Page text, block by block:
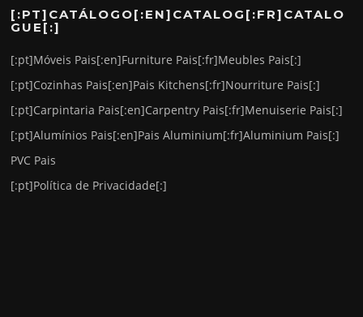
[:PT]CATÁLOGO[:EN]CATALOG[:FR]CATALO
GUE[:]
[:pt]Móveis Pais[:en]Furniture Pais[:fr]Meubles Pais[:]
[:pt]Cozinhas Pais[:en]Pais Kitchens[:fr]Nourriture Pais[:]
[:pt]Carpintaria Pais[:en]Carpentry Pais[:fr]Menuiserie Pais[:]
[:pt]Alumínios Pais[:en]Pais Aluminium[:fr]Aluminium Pais[:]
PVC Pais
[:pt]Política de Privacidade[:]